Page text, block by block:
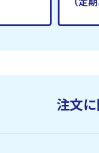
注文